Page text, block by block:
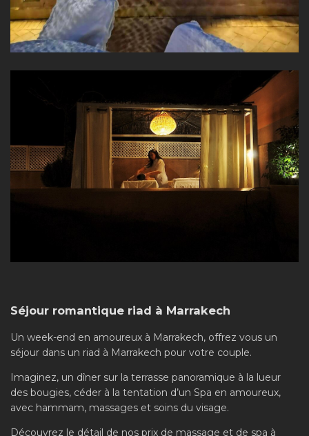
Séjour romantique riad à Marrakech
Un week-end en amoureux à Marrakech, offrez vous un
séjour dans un riad à Marrakech pour votre couple.
Imaginez, un dîner sur la terrasse panoramique à la lueur
des bougies, céder à la tentation d’un Spa en amoureux,
avec hammam, massages et soins du visage.
Découvrez le détail de nos prix de massage et de spa à